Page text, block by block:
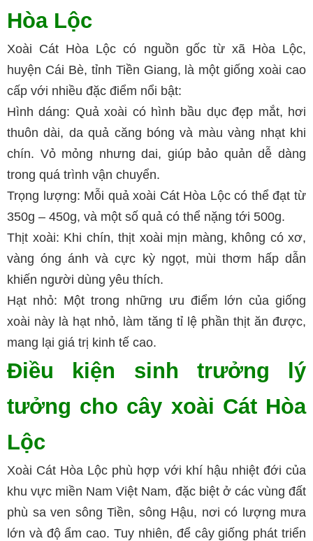
Hòa Lộc
Xoài Cát Hòa Lộc có nguồn gốc từ xã Hòa Lộc,
huyện Cái Bè, tỉnh Tiền Giang, là một giống xoài cao
cấp với nhiều đặc điểm nổi bật:
Hình dáng: Quả xoài có hình bầu dục đẹp mắt, hơi
thuôn dài, da quả căng bóng và màu vàng nhạt khi
chín. Vỏ mỏng nhưng dai, giúp bảo quản dễ dàng
trong quá trình vận chuyển.
Trọng lượng: Mỗi quả xoài Cát Hòa Lộc có thể đạt từ
350g – 450g, và một số quả có thể nặng tới 500g.
Thịt xoài: Khi chín, thịt xoài mịn màng, không có xơ,
vàng óng ánh và cực kỳ ngọt, mùi thơm hấp dẫn
khiến người dùng yêu thích.
Hạt nhỏ: Một trong những ưu điểm lớn của giống
xoài này là hạt nhỏ, làm tăng tỉ lệ phần thịt ăn được,
mang lại giá trị kinh tế cao.
Điều kiện sinh trưởng lý
tưởng cho cây xoài Cát Hòa
Lộc
Xoài Cát Hòa Lộc phù hợp với khí hậu nhiệt đới của
khu vực miền Nam Việt Nam, đặc biệt ở các vùng đất
phù sa ven sông Tiền, sông Hậu, nơi có lượng mưa
lớn và độ ẩm cao. Tuy nhiên, để cây giống phát triển